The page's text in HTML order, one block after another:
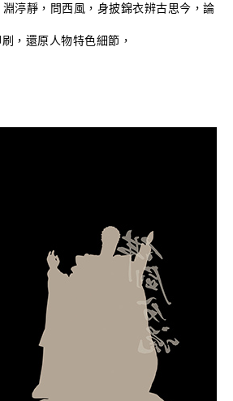
渟靜，問西風，身披錦衣辨古思今，論
，還原人物特色細節，